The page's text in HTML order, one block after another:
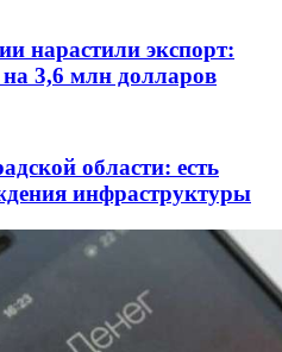
нарастили экспорт:
3,6 млн долларов
области: есть
инфраструктуры
зарплатного
вошли в топ‑15
и фармацевтики